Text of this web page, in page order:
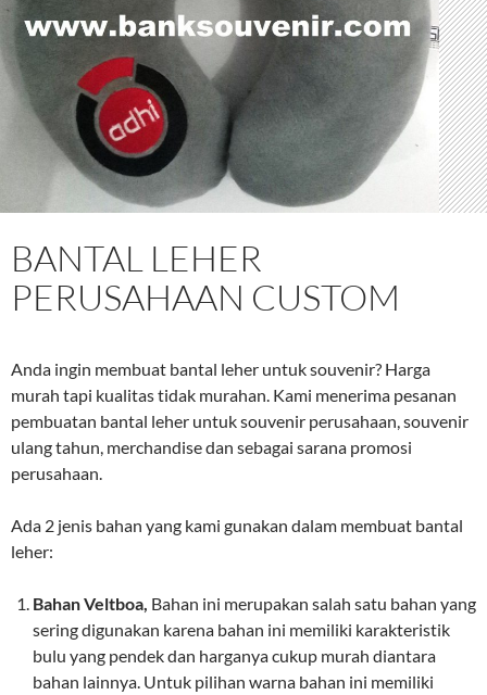
BANTAL LEHER
PERUSAHAAN CUSTOM
Anda ingin membuat bantal leher untuk souvenir? Harga
murah tapi kualitas tidak murahan. Kami menerima pesanan
pembuatan bantal leher untuk souvenir perusahaan, souvenir
ulang tahun, merchandise dan sebagai sarana promosi
perusahaan.
Ada 2 jenis bahan yang kami gunakan dalam membuat bantal
leher:
Bahan Veltboa, Bahan ini merupakan salah satu bahan yang
sering digunakan karena bahan ini memiliki karakteristik
bulu yang pendek dan harganya cukup murah diantara
bahan lainnya. Untuk pilihan warna bahan ini memiliki